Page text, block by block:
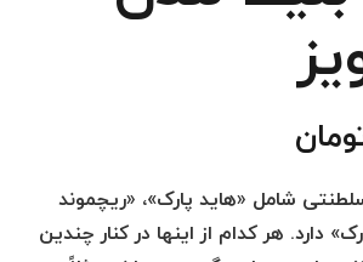
شامل «هاید پارک»، «ریچموند
دارد. هر کدام از اینها در کنار چندین